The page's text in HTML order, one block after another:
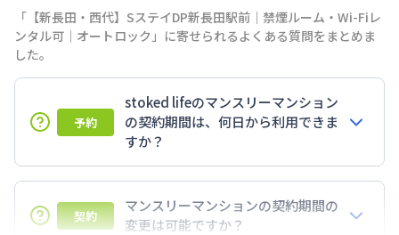
「【新長田・西代】SステイDP新長田駅前｜禁煙ルーム・Wi-Fiレ
ンタル可｜オートロック」に寄せられるよくある質問をまとめま
した。
予約
stoked lifeのマンスリーマンション
の契約期間は、何日から利用できま
すか？
7日以上からのご契約期間ですが1ヶ月（30日）以上
のご契約期間の地域もございますのでお気軽にお問い
合わせください。
契約
マンスリーマンションの契約期間の
変更は可能ですか？